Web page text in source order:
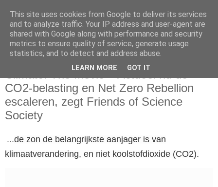
donderdag 28 maart 2024
Climate: The Movie – Actueel nu de
CO2-belasting en Net Zero Rebellion
escaleren, zegt Friends of Science
Society
...de zon de belangrijkste aanjager is van
klimaatverandering, en niet koolstofdioxide (CO2).
This site uses cookies from Google to deliver its services
and to analyze traffic. Your IP address and user-agent are
shared with Google along with performance and security
metrics to ensure quality of service, generate usage
statistics, and to detect and address abuse.
LEARN MORE GOT IT